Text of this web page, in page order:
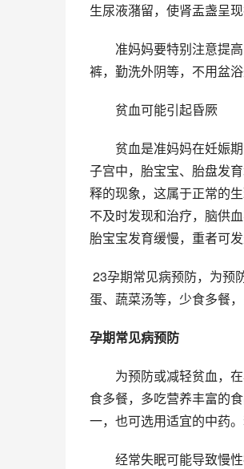
生尿液潴留，使肾盂盏呈
准妈妈要特别注意提高
裤，勤洗外阴等，不用盆
贫血可能引起昏厥
贫血是准妈妈在妊娠期
子宫中，胎宝宝、胎盘发
释的现象，这属于正常的
不及时发现和治疗，脑供
胎宝宝发育缓慢，重者可
蛋、蔬菜汤等，少食多餐
孕期常见病预防
为预防或减轻贫血，在
食多餐，多吃营养丰富的
一，也可选用适宜的中药
经常失眠可能导致慢性